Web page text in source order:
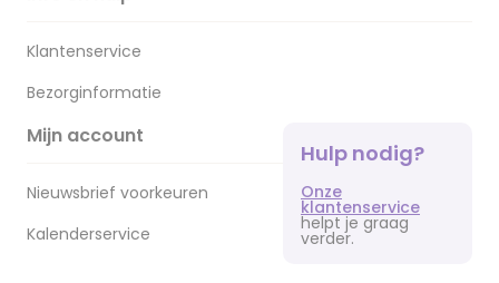
Klantenservice
Bezorginformatie
Mijn account
Nieuwsbrief voorkeuren
Kalenderservice
Hulp nodig?
Onze
klantenservice
helpt je graag
verder.